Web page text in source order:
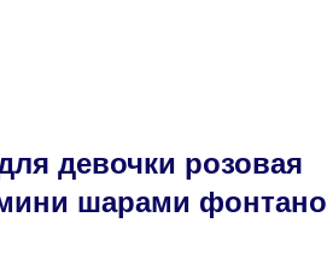
девочки розовая
шарами